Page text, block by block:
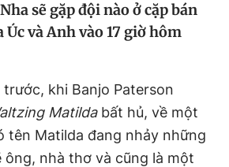
Bạn cần biết
Liên hệ quảng cáo
sẽ gặp đội nào ở cặp bán
và Anh vào 17 giờ hôm
khi Banjo Paterson
Matildabất hủ, về một
tên Matilda đang nhảy những
ông, nhà thơ và cũng là một